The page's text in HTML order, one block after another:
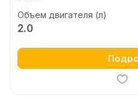
Объем двигателя (л)
2.0